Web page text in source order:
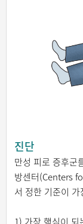
진단
만성 피로 증후군
방센터(Centers
서 정한 기준이